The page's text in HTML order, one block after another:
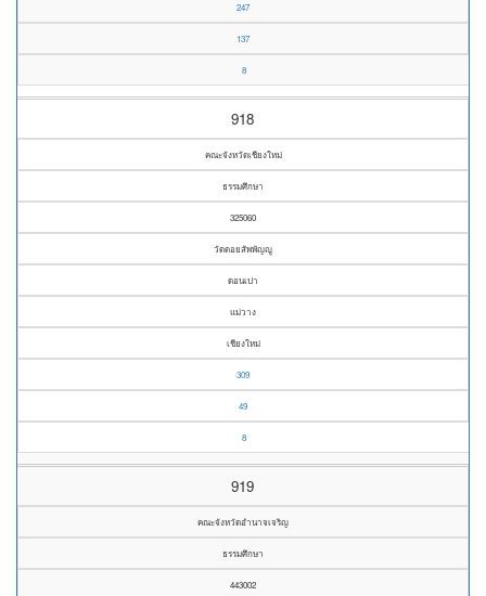
247
137
8
918
คณะจังหวัดเชียงใหม่
ธรรมศึกษา
325060
วัดดอยสัพพัญญู
ดอนเปา
แม่วาง
เชียงใหม่
309
49
8
919
คณะจังหวัดอำนาจเจริญ
ธรรมศึกษา
443002